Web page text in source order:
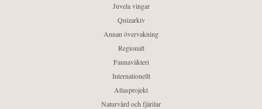
Juvela vingar
Quizarkiv
Annan övervakning
Regionalt
Faunaväkteri
Internationellt
Atlasprojekt
Naturvård och fjärilar